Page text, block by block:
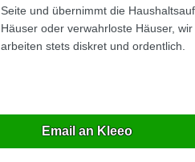
Seite und übernimmt die
Häuser oder verwahrloste Häuser,
arbeiten stets diskret und ordentlich.
Email an Kleeo